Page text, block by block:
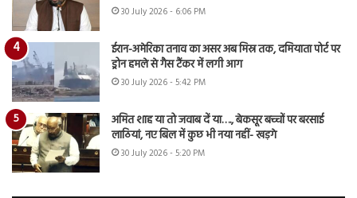
30 July 2026 - 6:06 PM
ईरान-अमेरिका तनाव का असर अब मिस्र तक, दमियाता पोर्ट पर
ड्रोन हमले से गैस टैंकर में लगी आग
30 July 2026 - 5:42 PM
अमित शाह या तो जवाब दें या…., बेकसूर बच्चों पर बरसाई
लाठियां, नए बिल में कुछ भी नया नहीं- खड़गे
30 July 2026 - 5:20 PM